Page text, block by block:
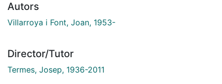
Autors
Villarroya i Font, Joan, 1953-
Director/Tutor
Termes, Josep, 1936-2011